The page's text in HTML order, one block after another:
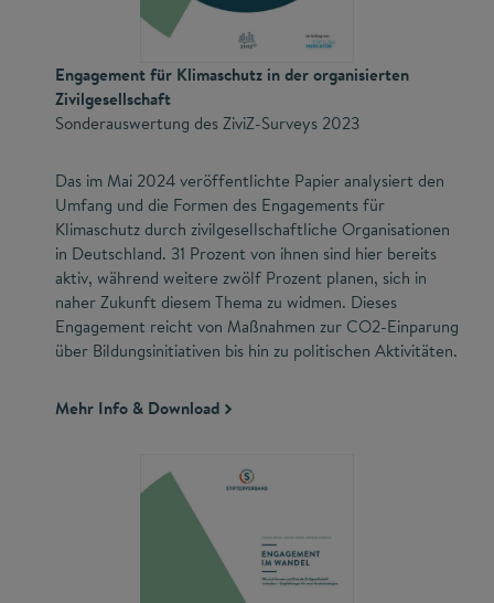
Engagement für Klimaschutz in der organisierten
Zivilgesellschaft
Sonderauswertung des ZiviZ-Surveys 2023
Das im Mai 2024 veröffentlichte Papier analysiert den
Umfang und die Formen des Engagements für
Klimaschutz durch zivilgesellschaftliche Organisationen
in Deutschland. 31 Prozent von ihnen sind hier bereits
aktiv, während weitere zwölf Prozent planen, sich in
naher Zukunft diesem Thema zu widmen. Dieses
Engagement reicht von Maßnahmen zur CO2-Einparung
über Bildungsinitiativen bis hin zu politischen Aktivitäten.
Mehr Info & Download